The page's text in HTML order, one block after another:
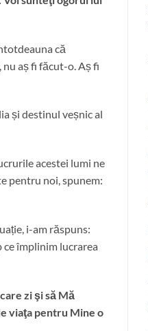
că
nu aș fi făcut-o. Aș fi
și destinul veșnic al
acestei lumi ne
pentru noi, spunem:
i-am răspuns:
împlinim lucrarea
zi şi să Mă
viaţa pentru Mine o